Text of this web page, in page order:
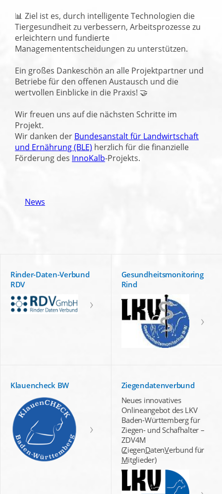
📊 Ziel ist es, durch intelligente Technologien die
Tiergesundheit zu verbessern, Arbeitsprozesse zu
erleichtern und fundierte
Managemententscheidungen zu unterstützen.
Ein großes Dankeschön an alle Projektpartner und
Betriebe für den offenen Austausch und die
wertvollen Einblicke in die Praxis! 🤝
Wir freuen uns auf die nächsten Schritte im
Projekt.
Wir danken der Bundesanstalt für Landwirtschaft
und Ernährung (BLE) herzlich für die finanzielle
Förderung des InnoKalb-Projekts.
News
Rinder-Daten-Verbund
RDV
Gesundheitsmonitoring
Rind
Klauencheck BW
Ziegendatenverbund
Neues innovatives
Onlineangebot des LKV
Baden-Württemberg für
Ziegen- und Schafhalter –
ZDV4M
(ZiegenDatenVerbund für
Mitglieder)